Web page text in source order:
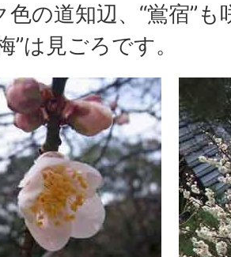
色の道知辺、“鴬宿”
”は見ごろです。